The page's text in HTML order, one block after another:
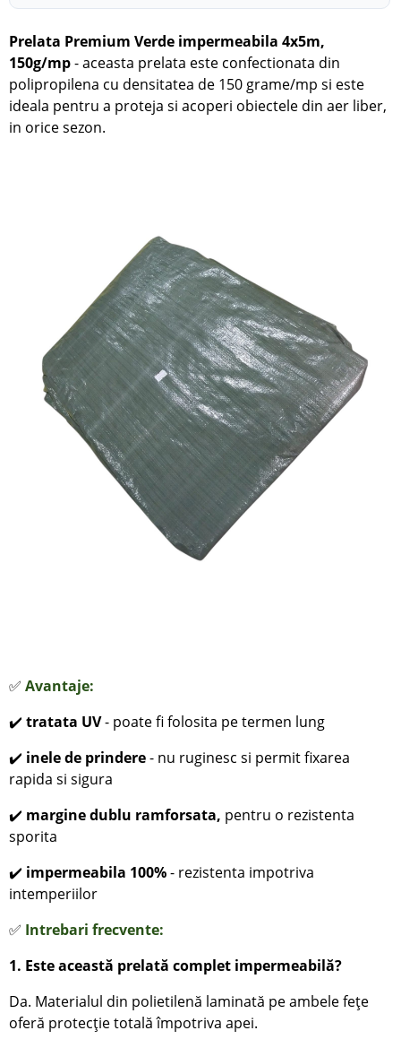
Prelata Premium Verde impermeabila 4x5m,
150g/mp- aceasta prelata este confectionata din
polipropilena cu densitatea de 150 grame/mp si este
ideala pentru a proteja si acoperi obiectele din aer liber,
in orice sezon.
✅ Avantaje:
✔️ tratata UV- poate fi folosita pe termen lung
✔️ inele de prindere- nu ruginesc si permit fixarea
rapida si sigura
✔️ margine dublu ramforsata, pentru o rezistenta
sporita
✔️ impermeabila 100%- rezistenta impotriva
intemperiilor
✅ Intrebari frecvente:
1. Este această prelată complet impermeabilă?
Da. Materialul din polietilenă laminată pe ambele fețe
oferă protecție totală împotriva apei.